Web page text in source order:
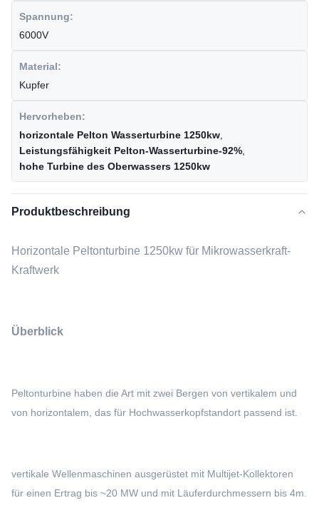
Spannung:
6000V
Material:
Kupfer
Hervorheben:
horizontale Pelton Wasserturbine 1250kw
Leistungsfähigkeit Pelton-Wasserturbine-92%
hohe Turbine des Oberwassers 1250kw
Produktbeschreibung
Horizontale Peltonturbine 1250kw für Mikrowasserkraft-
Kraftwerk
Überblick
Peltonturbine haben die Art mit zwei Bergen von vertikalem und
von horizontalem, das für Hochwasserkopfstandort passend ist.
vertikale Wellenmaschinen ausgerüstet mit Multijet-Kollektoren
für einen Ertrag bis ~20 MW und mit Läuferdurchmessern bis 4m.